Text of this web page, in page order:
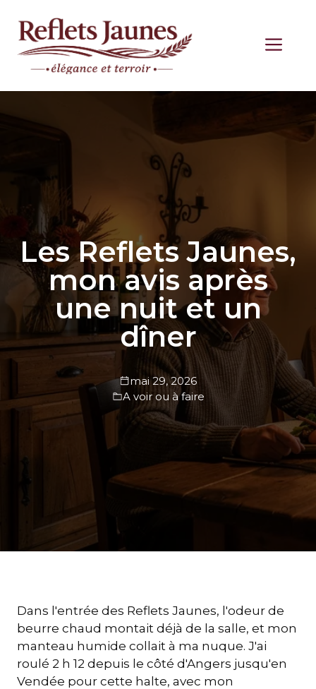
contenu
Les Reflets Jaunes,
mon avis après
une nuit et un
dîner
mai 29, 2026
A voir ou à faire
Dans l'entrée des Reflets Jaunes, l'odeur de
beurre chaud montait déjà de la salle, et mon
manteau humide collait à ma nuque. J'ai
roulé 2 h 12 depuis le côté d'Angers jusqu'en
Vendée pour cette halte, avec mon